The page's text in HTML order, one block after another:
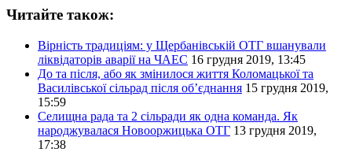
Читайте також:
Вірність традиціям: у Щербанівській ОТГ вшанували
ліквідаторів аварії на ЧАЕС 16 грудня 2019, 13:45
До та після, або як змінилося життя Коломацької та
Василівської сільрад після об’єднання 15 грудня 2019,
15:59
Селищна рада та 2 сільради як одна команда. Як
народжувалася Новооржицька ОТГ 13 грудня 2019,
17:38